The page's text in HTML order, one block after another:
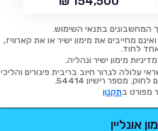
המחשבונים בתנאי השימוש.
מחייבים את מימון ישיר או את קארוויז,
לחוד.
מימון ישיר ונהליה.
עלולה לגרור חיוב בריבית פיגורים והליכי
מספר רישיון 54414.
מפורט בתקנון
אונליין